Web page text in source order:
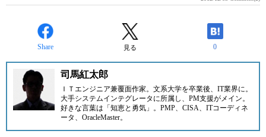
Share 見る 0
司馬紅太郎
ＩＴエンジニア兼覆面作家。文系大学を卒業後、IT業界に。
大手システムインテグレータに所属し、PM支援がメイン。
好きな言葉は「知恵と勇気」。PMP、CISA、ITコーディネ
ータ、OracleMaster。